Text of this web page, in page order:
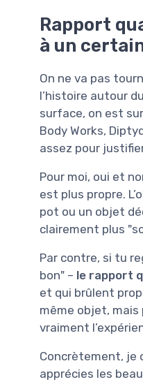
Rapport
à un
On ne va pas
l’histoire autour
surface, on est
Body Works,
assez pour
Pour moi, oui et
est plus propre.
pot ou un objet
clairement plus
Par contre, si tu
bon" – le rapport
et qui brûlent
même objet,
vraiment
Concrètement, je
apprécies les